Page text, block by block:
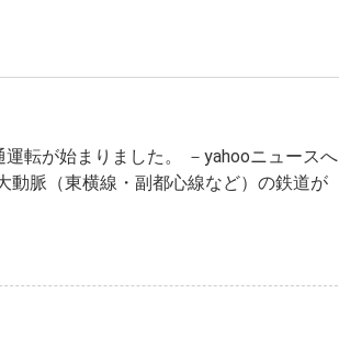
転が始まりました。 －yahooニュースへ
動脈（東横線・副都心線など）の鉄道が